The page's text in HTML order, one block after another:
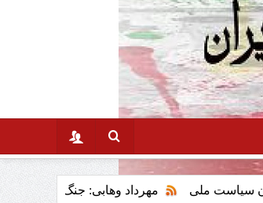
مهرداد وهابی: جنگ سوم خلیج فارس وتاثیر